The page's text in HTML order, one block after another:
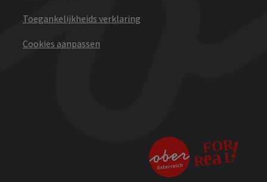
Toegankelijkheids verklaring
Cookies aanpassen